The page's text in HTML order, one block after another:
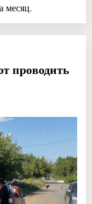
месяц.
проводить